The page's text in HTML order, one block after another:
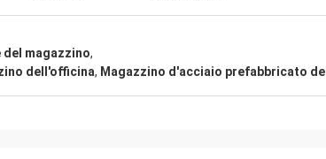
magazzino,
dell'officina, Magazzino d'acciaio prefabbricato